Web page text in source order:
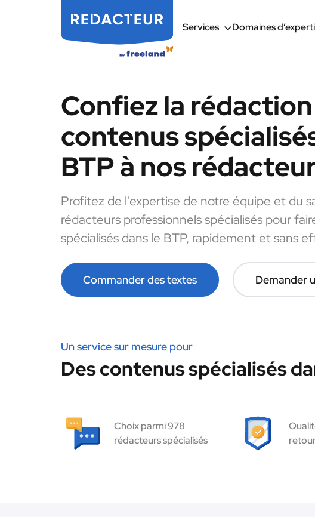
Services Domaines
Confiez la
contenus
BTP à nos
Profitez de l'expertise de notre équipe et du
rédacteurs professionnels spécialisés pour
spécialisés dans le BTP, rapidement et sans
Commander des textes Demander
Un service sur mesure pour
Des contenus spécialisés
Choix parmi 978
rédacteurs spécialisés